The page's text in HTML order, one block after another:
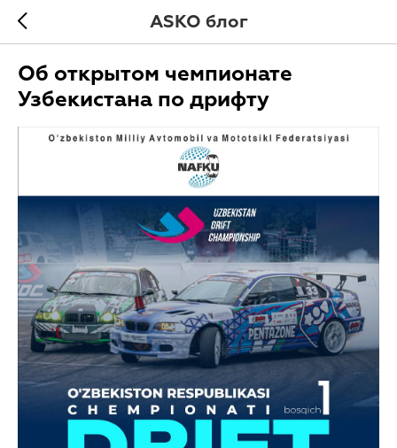
ASKO блог
Об открытом чемпионате
Узбекистана по дрифту